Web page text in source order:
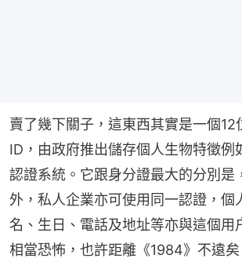
賣了幾下關子，這東西其實是一個12
ID，由政府推出儲存個人生物特徵例
認證系統。它跟身分證最大的分別是
外，私人企業亦可使用同一認證，個
名、生日、電話及地址等亦與這個用
相當恐怖，也許距離《1984》不遠矣